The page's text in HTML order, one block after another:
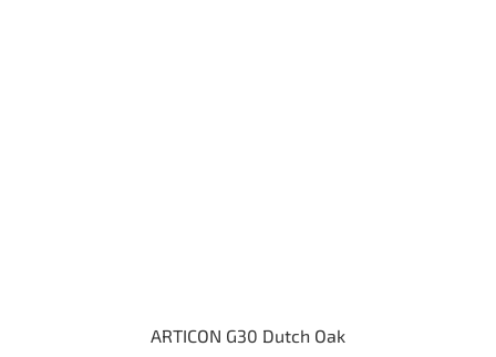
ARTICON G30 Dutch Oak